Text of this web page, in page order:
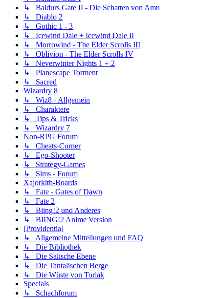
↳ Baldurs Gate II - Die Schatten von Amn
↳ Diablo 2
↳ Gothic 1 - 3
↳ Icewind Dale + Icewind Dale II
↳ Morrowind - The Elder Scrolls III
↳ Oblivion - The Elder Scrolls IV
↳ Neverwinter Nights 1 + 2
↳ Planescape Torment
↳ Sacred
Wizardry 8
↳ Wiz8 - Allgemein
↳ Charaktere
↳ Tips & Tricks
↳ Wizardry 7
Non-RPG Forum
↳ Cheats-Corner
↳ Ego-Shooter
↳ Strategy-Games
↳ Sims - Forum
Xajorkith-Boards
↳ Fate - Gates of Dawn
↳ Fate 2
↳ Biing!2 und Anderes
↳ BIING!2 Anime Version
[Providentia]
↳ Allgemeine Mitteilungen und FAQ
↳ Die Bibliothek
↳ Die Salische Ebene
↳ Die Tantalischen Berge
↳ Die Wüste von Toriak
Specials
↳ Schachforum